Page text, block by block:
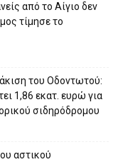
από το Αίγιο δεν
τίμησε το
του Οδοντωτού:
1,86 εκατ. ευρώ για
σιδηρόδρομου
αστικού